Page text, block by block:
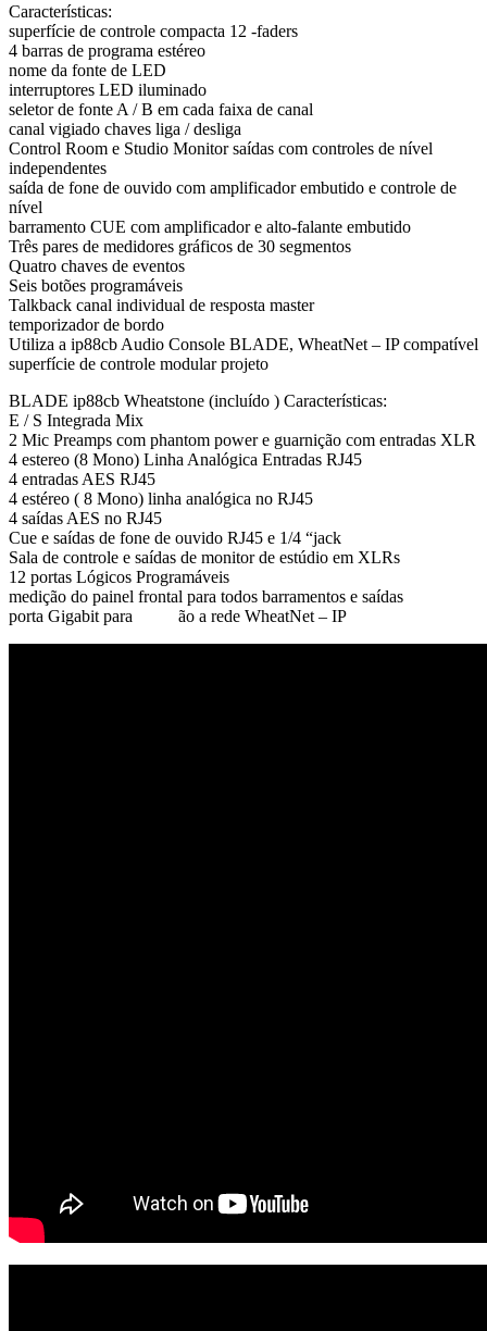
Características:
superfície de controle compacta 12 -faders
4 barras de programa estéreo
nome da fonte de LED
interruptores LED iluminado
seletor de fonte A / B em cada faixa de canal
canal vigiado chaves liga / desliga
Control Room e Studio Monitor saídas com controles de nível
independentes
saída de fone de ouvido com amplificador embutido e controle de
nível
barramento CUE com amplificador e alto-falante embutido
Três pares de medidores gráficos de 30 segmentos
Quatro chaves de eventos
Seis botões programáveis
Talkback canal individual de resposta master
temporizador de bordo
Utiliza a ip88cb Audio Console BLADE, WheatNet – IP compatível
superfície de controle modular projeto
BLADE ip88cb Wheatstone (incluído ) Características:
E / S Integrada Mix
2 Mic Preamps com phantom power e guarnição com entradas XLR
4 estereo (8 Mono) Linha Analógica Entradas RJ45
4 entradas AES RJ45
4 estéreo ( 8 Mono) linha analógica no RJ45
4 saídas AES no RJ45
Cue e saídas de fone de ouvido RJ45 e 1/4 “jack
Sala de controle e saídas de monitor de estúdio em XLRs
12 portas Lógicos Programáveis
medição do painel frontal para todos barramentos e saídas
porta Gigabit para
ão a rede WheatNet – IP